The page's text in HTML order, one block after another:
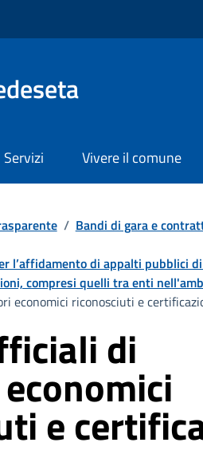
Servizi Vivere il comune
/ Bandi di gara e
l’affidamento di appalti pubblici
compresi quelli tra enti
economici riconosciuti e
di
e